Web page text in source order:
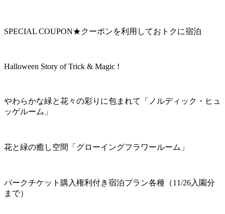
SPECIAL COUPON★クーポンを利用しておトクに宿泊
Halloween Story of Trick & Magic !
やわらかな緑と花々の彩りに包まれて「ノルディック・ヒュ
ッゲルーム」
花と緑の癒し空間「グローイングフラワールーム」
パークチケット購入権利付き宿泊プラン各種（11/26入園分
まで）